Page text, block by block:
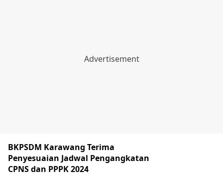
BKPSDM Karawang Terima
Penyesuaian Jadwal Pengangkatan
CPNS dan PPPK 2024